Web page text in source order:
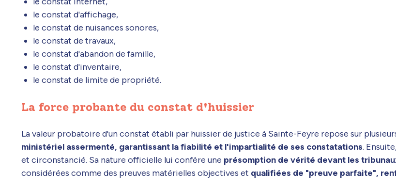
le constat d'affichage,
le constat de nuisances sonores,
le constat de travaux,
le constat d'abandon de famille,
le constat d'inventaire,
le constat de limite de propriété.
La force probante du constat d'huissier
La valeur probatoire d'un constat établi par huissier de justice à Sainte-Feyre repose sur
ministériel assermenté, garantissant la fiabilité et l'impartialité de ses constatations.
et circonstancié. Sa nature officielle lui confère une présomption de vérité devant les
considérées comme des preuves matérielles objectives et qualifiées de "preuve parfaite",